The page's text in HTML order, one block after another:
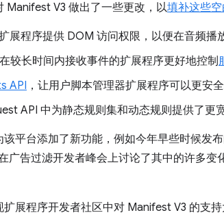
Manifest V3 做出了一些更改，以填补这些空
扩展程序提供 DOM 访问权限，以便在音频播
较长时间内接收事件的扩展程序更好地控制
API ，让用户脚本管理器扩展程序可以更安
API 中为静态规则集和动态规则提供了更
平台添加了新功能，例如今年早些时候发
广告过滤开发者峰会上讨论了其中的许多变
展程序开发者社区中对 Manifest V3 的支